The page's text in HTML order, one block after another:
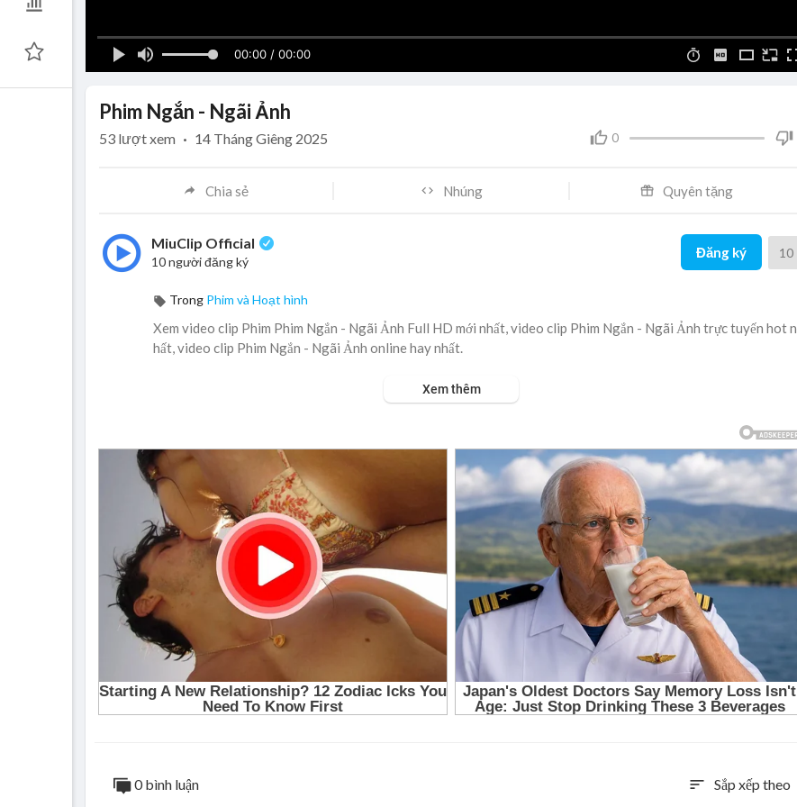
00:00 / 00:00
Phim Ngắn - Ngãi Ảnh
0
53 lượt xem · 14 Tháng Giêng 2025
Chia sẻ Nhúng Quyên tặng
MiuClip Official
10 người đăng ký
Đăng ký 10
Trong Phim và Hoạt hình
Xem video clip Phim Phim Ngắn - Ngãi Ảnh Full HD mới nhất, video clip Phim Ngắn - Ngãi Ảnh trực tuyến hot n
hất, video clip Phim Ngắn - Ngãi Ảnh online hay nhất.
Xem thêm
0 bình luận sort Sắp xếp theo